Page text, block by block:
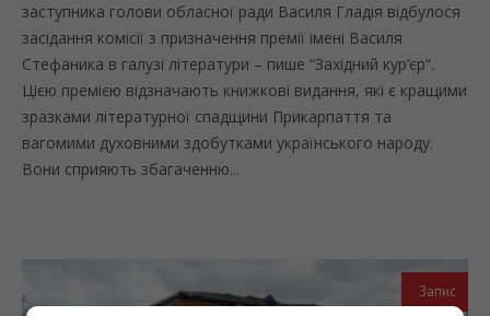
заступника голови обласної ради Василя Гладія відбулося
засідання комісії з призначення премії імені Василя
Стефаника в галузі літератури – пише “Західний кур’єр“.
Цією премією відзначають книжкові видання, які є кращими
зразками літературної спадщини Прикарпаття та
вагомими духовними здобутками українського народу.
Вони сприяють збагаченню...
Запис